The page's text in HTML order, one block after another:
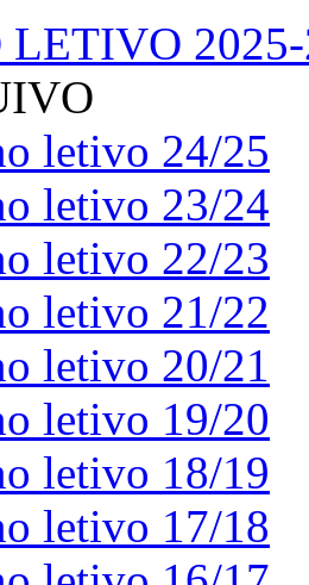
letivo 24/25
letivo 23/24
letivo 22/23
letivo 21/22
letivo 20/21
letivo 19/20
letivo 18/19
letivo 17/18